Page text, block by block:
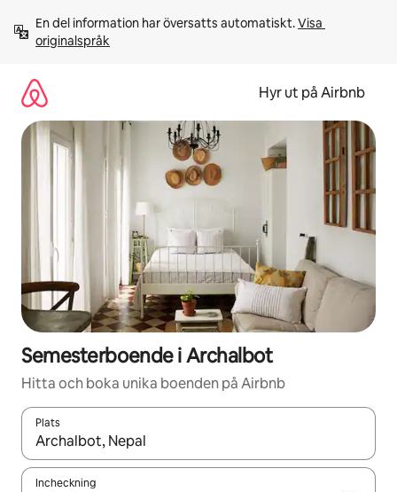
innehåll
En del information har översatts automatiskt. Visa
originalspråk
Hyr ut på Airbnb
Semesterboende i Archalbot
Hitta och boka unika boenden på Airbnb
Plats
När resultaten är tillgängliga kan du navigera med upp- och
Incheckning